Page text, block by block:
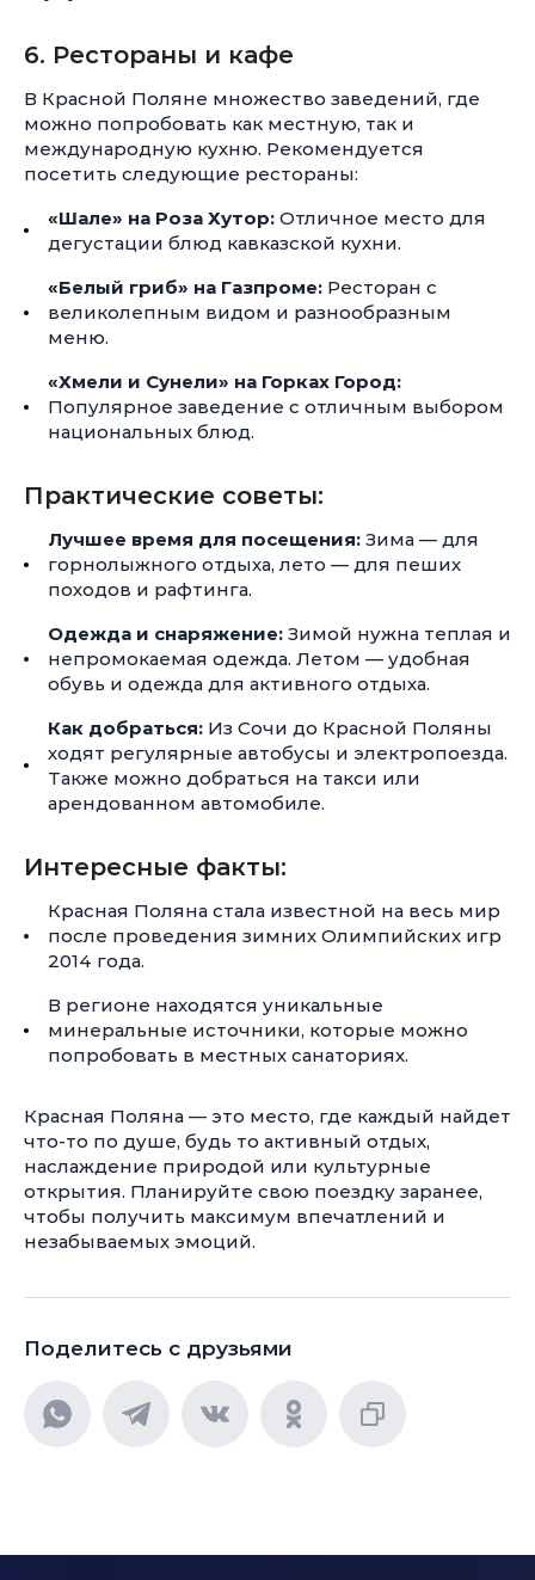
6. Рестораны и кафе
В Красной Поляне множество заведений, где
можно попробовать как местную, так и
международную кухню. Рекомендуется
посетить следующие рестораны:
«Шале» на Роза Хутор: Отличное место для
дегустации блюд кавказской кухни.
«Белый гриб» на Газпроме: Ресторан с
великолепным видом и разнообразным
меню.
«Хмели и Сунели» на Горках Город:
Популярное заведение с отличным выбором
национальных блюд.
Практические советы:
Лучшее время для посещения: Зима — для
горнолыжного отдыха, лето — для пеших
походов и рафтинга.
Одежда и снаряжение: Зимой нужна теплая и
непромокаемая одежда. Летом — удобная
обувь и одежда для активного отдыха.
Как добраться: Из Сочи до Красной Поляны
ходят регулярные автобусы и электропоезда.
Также можно добраться на такси или
арендованном автомобиле.
Интересные факты:
Красная Поляна стала известной на весь мир
после проведения зимних Олимпийских игр
2014 года.
В регионе находятся уникальные
минеральные источники, которые можно
попробовать в местных санаториях.
Красная Поляна — это место, где каждый найдет
что-то по душе, будь то активный отдых,
наслаждение природой или культурные
открытия. Планируйте свою поездку заранее,
чтобы получить максимум впечатлений и
незабываемых эмоций.
Поделитесь с друзьями